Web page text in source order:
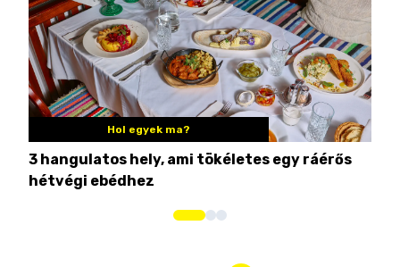
Hol egyek ma?
3 hangulatos hely, ami tökéletes egy ráérős
hétvégi ebédhez